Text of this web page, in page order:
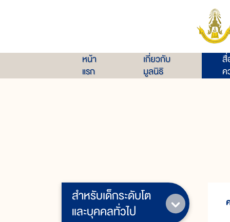
หน้า
แรก
เกี่ยวกับ
มูลนิธิ
สื่
ค
สำหรับเด็กระดับโต
และบุคคลทั่วไป